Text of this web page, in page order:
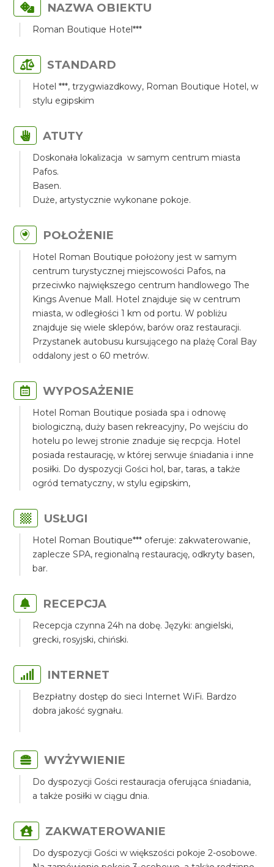
NAZWA OBIEKTU
Roman Boutique Hotel***
STANDARD
Hotel ***, trzygwiazdkowy, Roman Boutique Hotel, w
stylu egipskim
ATUTY
Doskonała lokalizacja w samym centrum miasta
Pafos.
Basen.
Duże, artystycznie wykonane pokoje.
POŁOŻENIE
Hotel Roman Boutique położony jest w samym
centrum turystycznej miejscowości Pafos, na
przeciwko największego centrum handlowego The
Kings Avenue Mall. Hotel znajduje się w centrum
miasta, w odległości 1 km od portu. W pobliżu
znajduje się wiele sklepów, barów oraz restauracji.
Przystanek autobusu kursującego na plażę Coral Bay
oddalony jest o 60 metrów.
WYPOSAŻENIE
Hotel Roman Boutique posiada spa i odnowę
biologiczną, duży basen rekreacyjny, Po wejściu do
hotelu po lewej stronie znaduje się recpcja. Hotel
posiada restaurację, w której serwuje śniadania i inne
posiłki. Do dyspozycji Gości hol, bar, taras, a także
ogród tematyczny, w stylu egipskim,
USŁUGI
Hotel Roman Boutique*** oferuje: zakwaterowanie,
zaplecze SPA, regionalną restaurację, odkryty basen,
bar.
RECEPCJA
Recepcja czynna 24h na dobę. Języki: angielski,
grecki, rosyjski, chiński.
INTERNET
Bezpłatny dostęp do sieci Internet WiFi. Bardzo
dobra jakość sygnału.
WYŻYWIENIE
Do dyspozycji Gości restauracja oferująca śniadania,
a także posiłki w ciągu dnia.
ZAKWATEROWANIE
Do dyspozycji Gości w większości pokoje 2-osobowe.